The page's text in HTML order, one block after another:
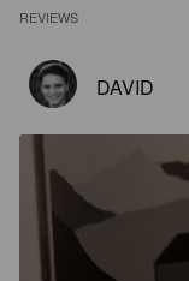
REVIEWS
DAVID